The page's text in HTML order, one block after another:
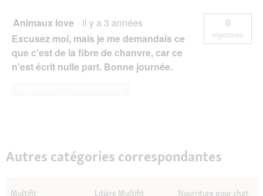
Animaux love · il y a 3 années
Excusez moi, mais je me demandais ce
que c'est de la fibre de chanvre, car ce
n'est écrit nulle part. Bonne journée.
0
réponses
Autres catégories correspondantes
Multifit
Litière Multifit
Nourriture pour chat